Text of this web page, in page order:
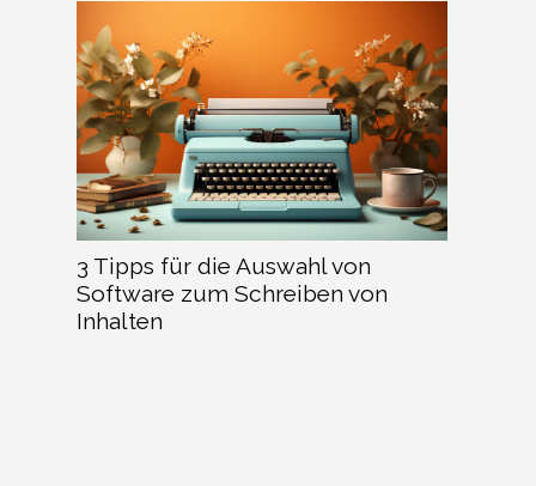
3 Tipps für die Auswahl von
Software zum Schreiben von
Inhalten